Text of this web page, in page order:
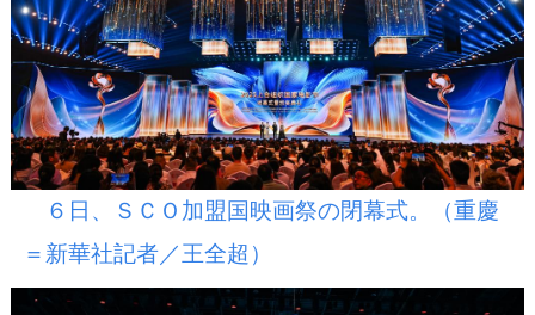
６日、ＳＣＯ加盟国映画祭の閉幕式。（重慶
＝新華社記者／王全超）